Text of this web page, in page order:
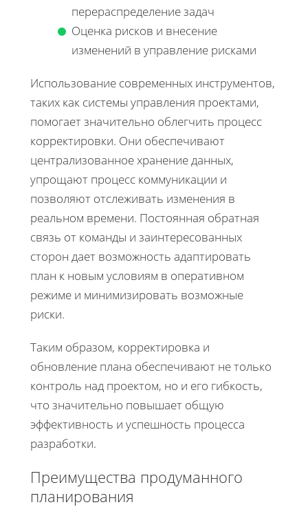
перераспределение задач
Оценка рисков и внесение
изменений в управление рисками
Использование современных инструментов,
таких как системы управления проектами,
помогает значительно облегчить процесс
корректировки. Они обеспечивают
централизованное хранение данных,
упрощают процесс коммуникации и
позволяют отслеживать изменения в
реальном времени. Постоянная обратная
связь от команды и заинтересованных
сторон дает возможность адаптировать
план к новым условиям в оперативном
режиме и минимизировать возможные
риски.
Таким образом, корректировка и
обновление плана обеспечивают не только
контроль над проектом, но и его гибкость,
что значительно повышает общую
эффективность и успешность процесса
разработки.
Преимущества продуманного
планирования